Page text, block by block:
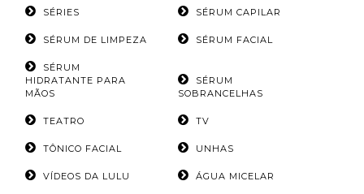
SÉRIES SÉRUM CAPILAR
SÉRUM DE LIMPEZA SÉRUM FACIAL
SÉRUM
HIDRATANTE PARA
MÃOS
SÉRUM
SOBRANCELHAS
TEATRO TV
TÔNICO FACIAL UNHAS
VÍDEOS DA LULU ÁGUA MICELAR